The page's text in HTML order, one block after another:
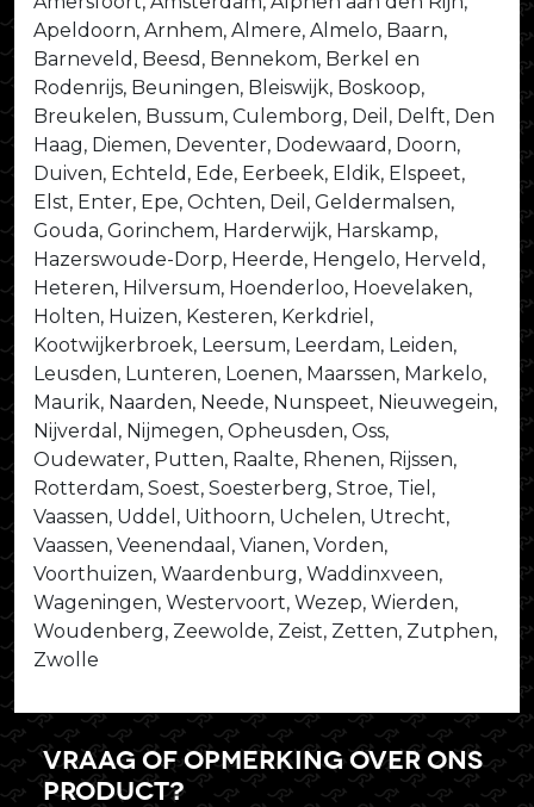
Apeldoorn, Arnhem, Almere, Almelo, Baarn,
Barneveld, Beesd, Bennekom, Berkel en
Rodenrijs, Beuningen, Bleiswijk, Boskoop,
Breukelen, Bussum, Culemborg, Deil, Delft, Den
Haag, Diemen, Deventer, Dodewaard, Doorn,
Duiven, Echteld, Ede, Eerbeek, Eldik, Elspeet,
Elst, Enter, Epe, Ochten, Deil, Geldermalsen,
Gouda, Gorinchem, Harderwijk, Harskamp,
Hazerswoude-Dorp, Heerde, Hengelo, Herveld,
Heteren, Hilversum, Hoenderloo, Hoevelaken,
Holten, Huizen, Kesteren, Kerkdriel,
Kootwijkerbroek, Leersum, Leerdam, Leiden,
Leusden, Lunteren, Loenen, Maarssen, Markelo,
Maurik, Naarden, Neede, Nunspeet, Nieuwegein,
Nijverdal, Nijmegen, Opheusden, Oss,
Oudewater, Putten, Raalte, Rhenen, Rijssen,
Rotterdam, Soest, Soesterberg, Stroe, Tiel,
Vaassen, Uddel, Uithoorn, Uchelen, Utrecht,
Vaassen, Veenendaal, Vianen, Vorden,
Voorthuizen, Waardenburg, Waddinxveen,
Wageningen, Westervoort, Wezep, Wierden,
Woudenberg, Zeewolde, Zeist, Zetten, Zutphen,
Zwolle
Vraag of opmerking over ons
product?